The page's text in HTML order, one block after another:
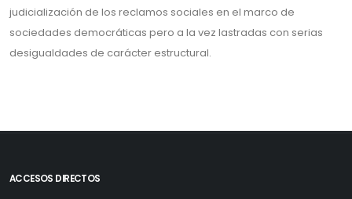
judicialización de los reclamos sociales en el marco de
sociedades democráticas pero a la vez lastradas con serias
desigualdades de carácter estructural.
ACCESOS DIRECTOS